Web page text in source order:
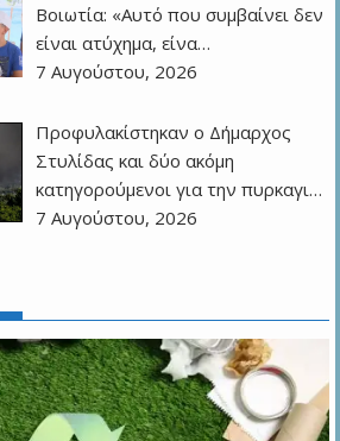
Βοιωτία: «Αυτό που συμβαίνει δεν
είναι ατύχημα, είνα…
7 Αυγούστου, 2026
Προφυλακίστηκαν ο Δήμαρχος
Στυλίδας και δύο ακόμη
κατηγορούμενοι για την πυρκαγι…
7 Αυγούστου, 2026